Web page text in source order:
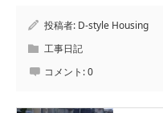
投稿者: D-style Housing
工事日記
コメント:0